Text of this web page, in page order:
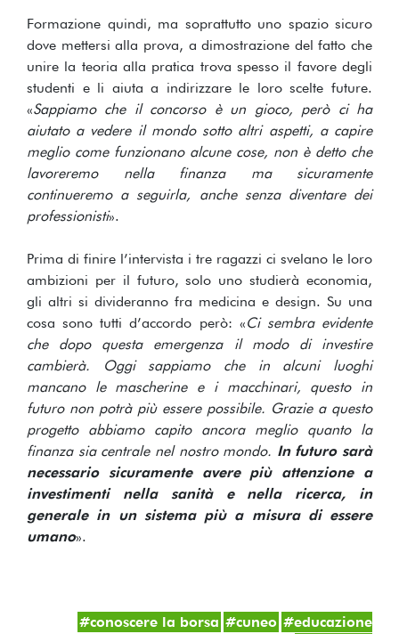
Formazione quindi, ma soprattutto uno spazio sicuro
dove mettersi alla prova, a dimostrazione del fatto che
unire la teoria alla pratica trova spesso il favore degli
studenti e li aiuta a indirizzare le loro scelte future.
«Sappiamo che il concorso è un gioco, però ci ha
aiutato a vedere il mondo sotto altri aspetti, a capire
meglio come funzionano alcune cose, non è detto che
lavoreremo nella finanza ma sicuramente
continueremo a seguirla, anche senza diventare dei
professionisti».
Prima di finire l’intervista i tre ragazzi ci svelano le loro
ambizioni per il futuro, solo uno studierà economia,
gli altri si divideranno fra medicina e design. Su una
cosa sono tutti d’accordo però: «Ci sembra evidente
che dopo questa emergenza il modo di investire
cambierà. Oggi sappiamo che in alcuni luoghi
mancano le mascherine e i macchinari, questo in
futuro non potrà più essere possibile. Grazie a questo
progetto abbiamo capito ancora meglio quanto la
finanza sia centrale nel nostro mondo. In futuro sarà
necessario sicuramente avere più attenzione a
investimenti nella sanità e nella ricerca, in
generale in un sistema più a misura di essere
umano».
#conoscere la borsa #cuneo #educazione